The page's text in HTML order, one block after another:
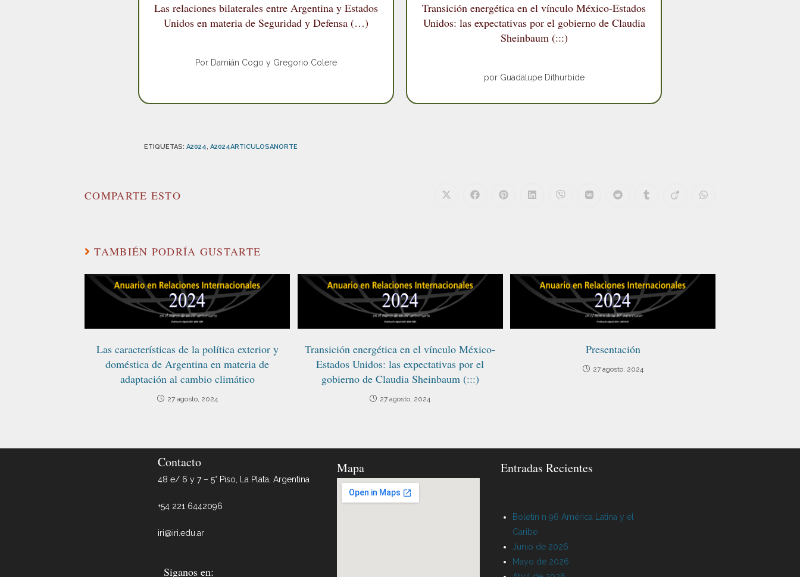
Las relaciones bilaterales entre Argentina y Estados
Unidos en materia de Seguridad y Defensa (…)
Por Damián Cogo y Gregorio Colere
Transición energética en el vínculo México-Estados
Unidos: las expectativas por el gobierno de Claudia
Sheinbaum (:::)
por Guadalupe Dithurbide
ETIQUETAS: A2024, A2024ARTICULOSANORTE
COMPARTE ESTO
TAMBIÉN PODRÍA GUSTARTE
Las características de la política exterior y
doméstica de Argentina en materia de
adaptación al cambio climático
27 agosto, 2024
Transición energética en el vínculo México-
Estados Unidos: las expectativas por el
gobierno de Claudia Sheinbaum (:::)
27 agosto, 2024
Presentación
27 agosto, 2024
Contacto
48 e/ 6 y 7 – 5° Piso, La Plata, Argentina
+54 221 6442096
iri@iri.edu.ar
Siganos en:
Mapa Entradas Recientes
Boletín n 96 América Latina y el
Caribe
Junio de 2026
Mayo de 2026